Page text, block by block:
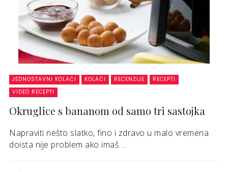
JEDNOSTAVNI KOLAČI KOLAČI RECENZIJE
RECEPTI
VIDEO RECEPTI
Okruglice s bananom od samo tri sastojka
Napraviti nešto slatko, fino i zdravo u malo vremena
doista nije problem ako imaš ...